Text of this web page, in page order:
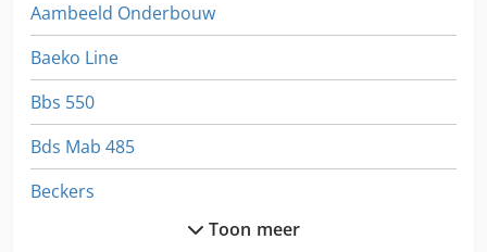
Aambeeld Onderbouw
Baeko Line
Bbs 550
Bds Mab 485
Beckers
Beugel-Met Schacht
Toon meer